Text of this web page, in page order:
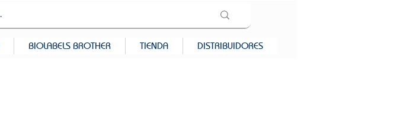
BIOLABELS BROTHER TIENDA DISTRIBUIDORES